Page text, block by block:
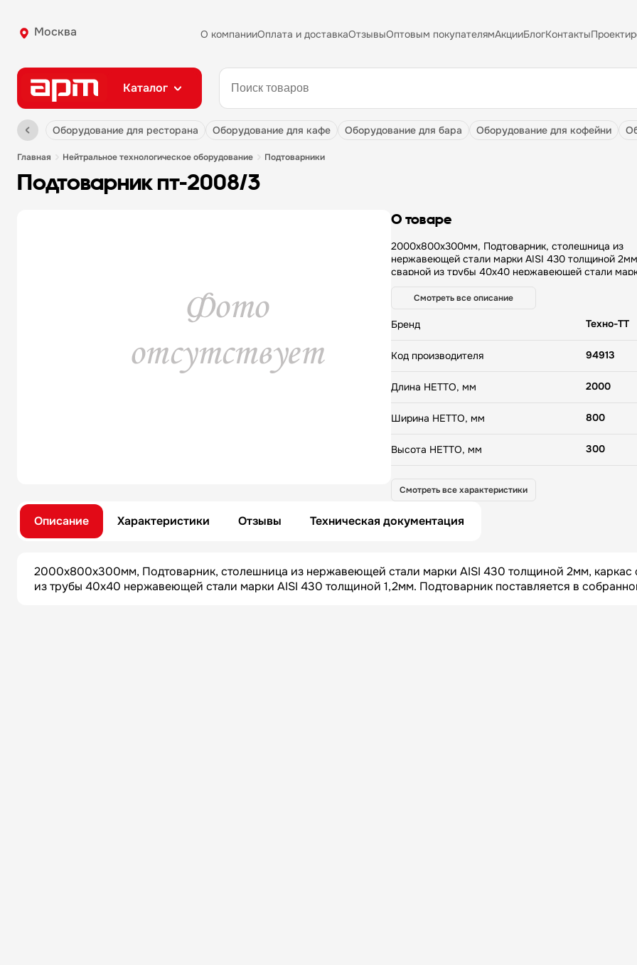
Москва О компанииОплата и доставкаОтзывыОптовым покупателямАкцииБлогКонтакты
Каталог
оборудование для ресторана оборудование для кафе оборудование для бара оборудование для кофейни
главная нейтральное технологическое оборудование подтоварники
подтоварник пт-2008/3
О товаре
2000х800х300мм, Подтоварник, столешница из
нержавеющей стали марки AISI 430 толщиной
сварной из трубы 40х40 нержавеющей стали
виде.Смотреть все описание
Бренд Техно-ТТ
Код производителя 94913
Длина НЕТТО, мм 2000
Ширина НЕТТО, мм 800
Высота НЕТТО, мм 300
Высота БРУТТО, мм 310
Смотреть все характеристики
Описание Характеристики Отзывы Техническая документация
2000х800х300мм, Подтоварник, столешница из нержавеющей стали марки AISI 430 толщиной 2мм, каркас
из трубы 40х40 нержавеющей стали марки AISI 430 толщиной 1,2мм. Подтоварник поставляется в